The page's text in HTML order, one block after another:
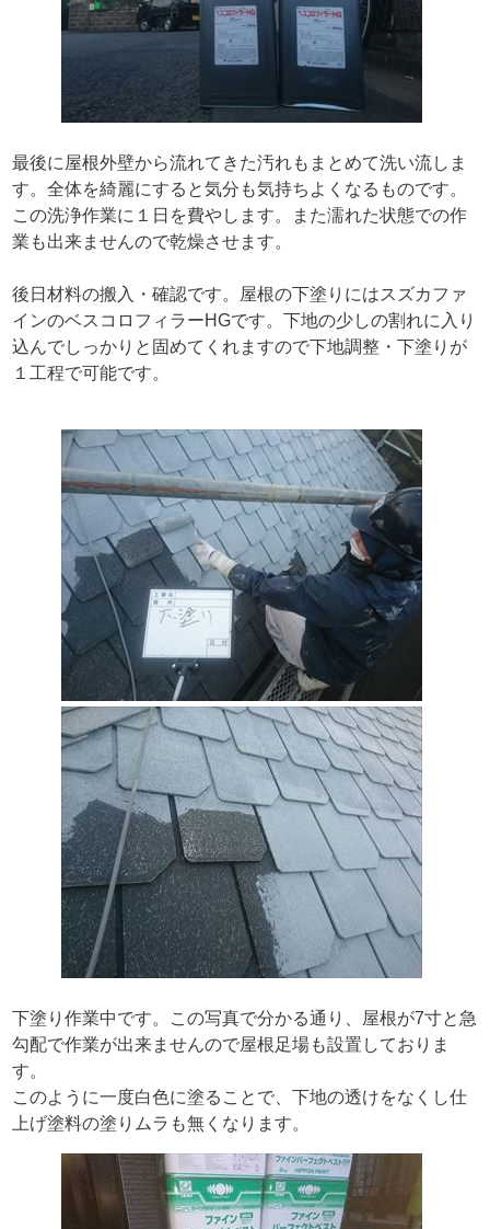
最後に屋根外壁から流れてきた汚れもまとめて洗い流しま
す。全体を綺麗にすると気分も気持ちよくなるものです。
この洗浄作業に１日を費やします。また濡れた状態での作
業も出来ませんので乾燥させます。
後日材料の搬入・確認です。屋根の下塗りにはスズカファ
インのベスコロフィラーHGです。下地の少しの割れに入り
込んでしっかりと固めてくれますので下地調整・下塗りが
１工程で可能です。
下塗り作業中です。この写真で分かる通り、屋根が7寸と急
勾配で作業が出来ませんので屋根足場も設置しておりま
す。
このように一度白色に塗ることで、下地の透けをなくし仕
上げ塗料の塗りムラも無くなります。